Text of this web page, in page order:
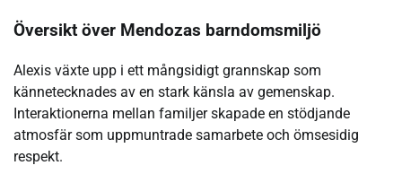
Översikt över Mendozas barndomsmiljö
Alexis växte upp i ett mångsidigt grannskap som
kännetecknades av en stark känsla av gemenskap.
Interaktionerna mellan familjer skapade en stödjande
atmosfär som uppmuntrade samarbete och ömsesidig
respekt.